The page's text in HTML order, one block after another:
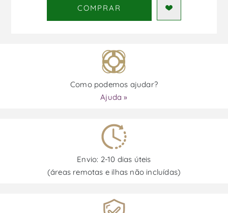
COMPRAR
Como podemos ajudar?
Ajuda »
Envio: 2-10 dias úteis
(áreas remotas e ilhas não incluídas)